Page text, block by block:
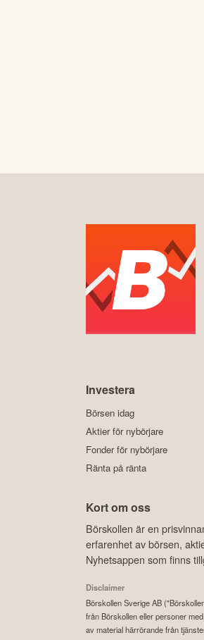
Investera
Börsen idag
Aktier för nybörjare
Fonder för nybörjare
Ränta på ränta
Kort om oss
Börskollen är en
erfarenhet av börsen,
Nyhetsappen som finns
Disclaimer
Börskollen Sverige AB
från Börskollen eller personer
av material härrörande från